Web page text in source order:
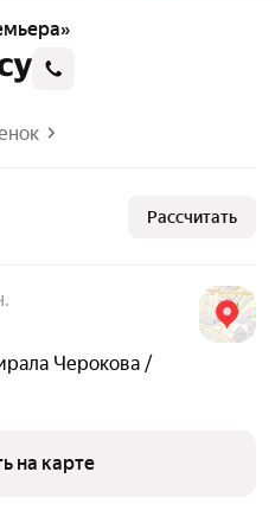
Рассчитать
Черокова /
на карте